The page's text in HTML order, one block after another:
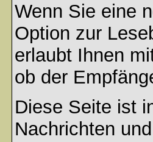
Wenn Sie eine
Option zur
erlaubt Ihnen
ob der
Diese Seite ist
Nachrichten